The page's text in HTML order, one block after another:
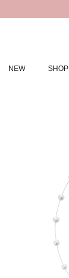
NEW SHOP